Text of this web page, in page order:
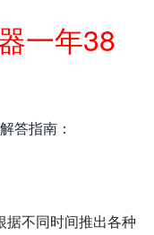
一年38
答指南：
据不同时间推出各种